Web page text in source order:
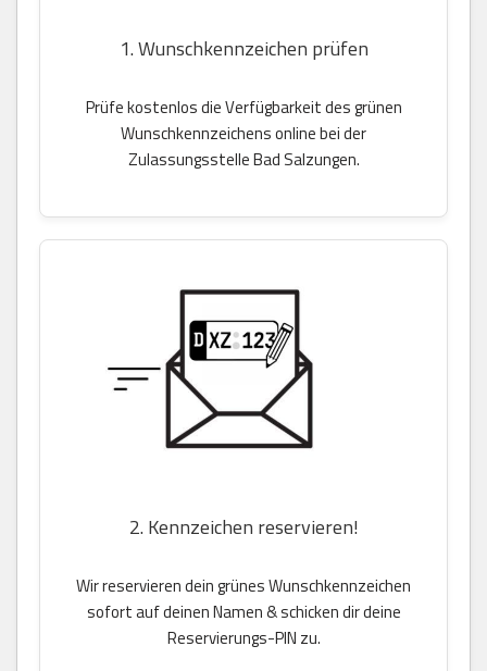
1. Wunschkennzeichen prüfen
Prüfe kostenlos die Verfügbarkeit des grünen
Wunschkennzeichens online bei der
Zulassungsstelle Bad Salzungen.
2. Kennzeichen reservieren!
Wir reservieren dein grünes Wunschkennzeichen
sofort auf deinen Namen & schicken dir deine
Reservierungs-PIN zu.